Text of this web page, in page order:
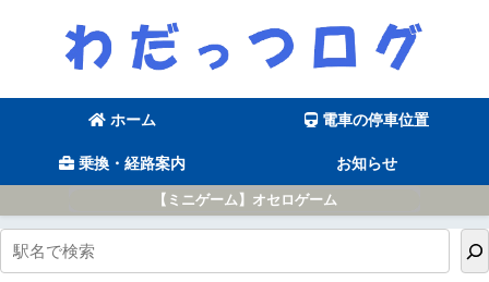
ホーム 電車の停車位置
乗換・経路案内 お知らせ
【ミニゲーム】オセロゲーム